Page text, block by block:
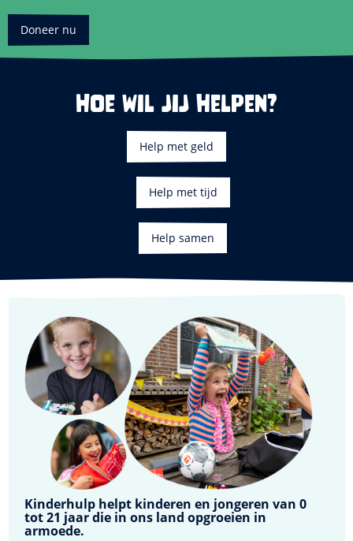
Doneer nu
Hoe wil jij helpen?
Help met geld
Help met tijd
Help samen
Kinderhulp helpt kinderen en jongeren van 0
tot 21 jaar die in ons land opgroeien in
armoede.